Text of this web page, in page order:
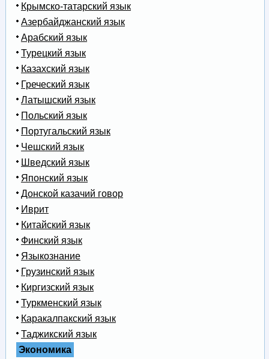
Крымско-татарский язык
Азербайджанский язык
Арабский язык
Турецкий язык
Казахский язык
Греческий язык
Латышский язык
Польский язык
Португальский язык
Чешский язык
Шведский язык
Японский язык
Донской казачий говор
Иврит
Китайский язык
Финский язык
Языкознание
Грузинский язык
Киргизский язык
Туркменский язык
Каракалпакский язык
Таджикский язык
Экономика